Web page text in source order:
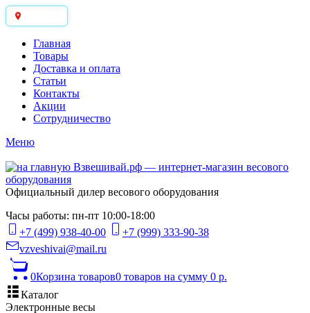
Главная
Товары
Доставка и оплата
Статьи
Контакты
Акции
Сотрудничество
Меню
Официальный дилер весового оборудования
Часы работы: пн-пт 10:00-18:00
+7 (499) 938-40-00
+7 (999) 333-90-38
vzveshivai@mail.ru
0Корзина товаров0 товаров на сумму 0 р.
Каталог
Электронные весы